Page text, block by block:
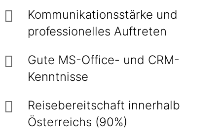
Kommunikationsstärke und
professionelles Auftreten
Gute MS-Office- und CRM-
Kenntnisse
Reisebereitschaft innerhalb
Österreichs (90%)